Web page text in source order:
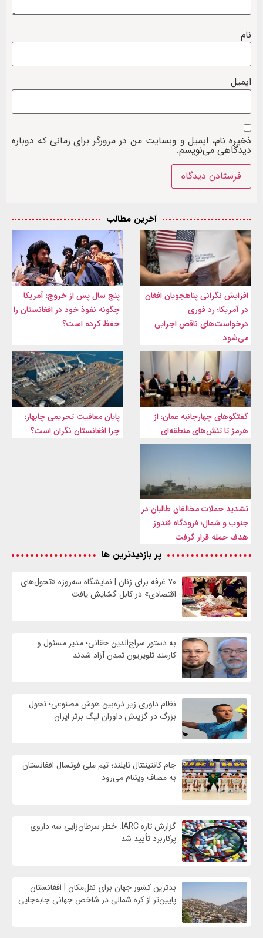
نام
ایمیل
ذخیره نام، ایمیل و وبسایت من در مرورگر برای زمانی که دوباره
دیدگاهی می‌نویسم.
آخرین مطالب
افزایش نگرانی پناهجویان افغان
در آمریکا؛ رد فوری
درخواست‌های ناقص اجرایی
می‌شود
پنج سال پس از خروج؛ آمریکا
چگونه نفوذ خود در افغانستان را
حفظ کرده است؟
گفتگوهای چهارجانبه عمان؛ از
هرمز تا تنش‌های منطقه‌ای
پایان معافیت تحریمی‌ چابهار؛
چرا افغانستان نگران است؟
تشدید حملات مخالفان طالبان در
جنوب و شمال؛ فرودگاه قندوز
هدف حمله قرار گرفت
پر بازدیدترین ها
۷۰ غرفه برای زنان | نمایشگاه سه‌روزه «تحول‌های
اقتصادی» در کابل گشایش یافت
به دستور سراج‌الدین حقانی؛ مدیر مسئول و
کارمند تلویزیون تمدن آزاد شدند
نظام داوری زیر ذره‌بین هوش مصنوعی؛ تحول
بزرگ در گزینش داوران لیگ برتر ایران
جام کانتیننتال تایلند؛ تیم ملی فوتسال افغانستان
به مصاف ویتنام می‌رود
گزارش تازه IARC: خطر سرطان‌زایی سه داروی
پرکاربرد تأیید شد
بدترین کشور جهان برای نقل‌مکان | افغانستان
پایین‌تر از کره شمالی در شاخص جهانی جابه‌جایی